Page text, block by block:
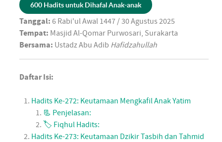
600 Hadits untuk Dihafal Anak-anak
Tanggal: 6 Rabi'ul Awal 1447 / 30 Agustus 2025
Tempat: Masjid Al-Qomar Purwosari, Surakarta
Bersama: Ustadz Abu Adib Hafidzahullah
Daftar Isi:
Hadits Ke-272: Keutamaan Mengkafil Anak Yatim
📃 Penjelasan:
🏷 Fiqhul Hadits:
Hadits Ke-273: Keutamaan Dzikir Tasbih dan Tahmid